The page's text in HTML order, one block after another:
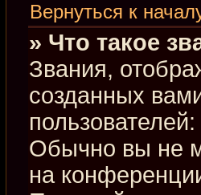
Вернуться к
» Что такое
Звания,
созданных
Обычно вы не
на